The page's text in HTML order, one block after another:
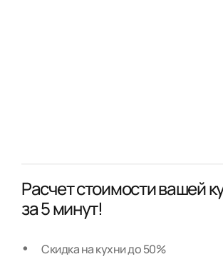
Расчет стоимости вашей
за 5 минут!
Скидка на кухни до 50%